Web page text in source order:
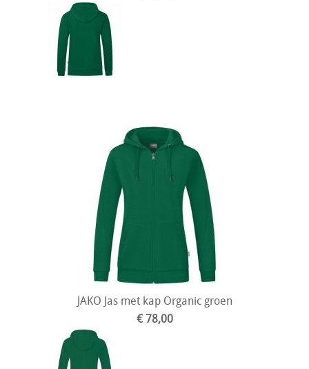
JAKO Jas met kap Organic groen
€ 78,00